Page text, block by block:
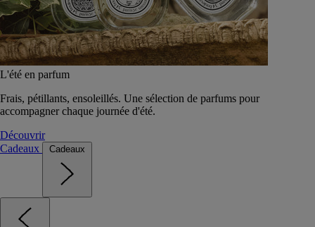
L'été en parfum
Frais, pétillants, ensoleillés. Une sélection de parfums pour
accompagner chaque journée d'été.
Découvrir
Cadeaux
Cadeaux